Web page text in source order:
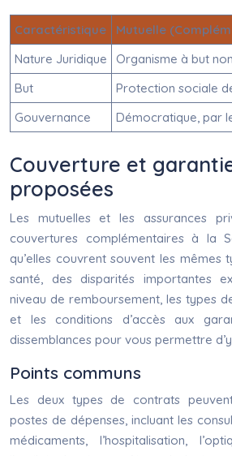
Caractéristique Mutuelle
Nature Juridique
Organisme à but
But
Protection sociale
Gouvernance
Démocratique, par
Couverture et
proposées
Les mutuelles et les assurances
couvertures complémentaires à la
qu’elles couvrent souvent les mêmes
santé, des disparités importantes
niveau de remboursement, les types
et les conditions d’accès aux
dissemblances pour vous permettre
Points communs
Les deux types de contrats
postes de dépenses, incluant les
médicaments, l’hospitalisation,